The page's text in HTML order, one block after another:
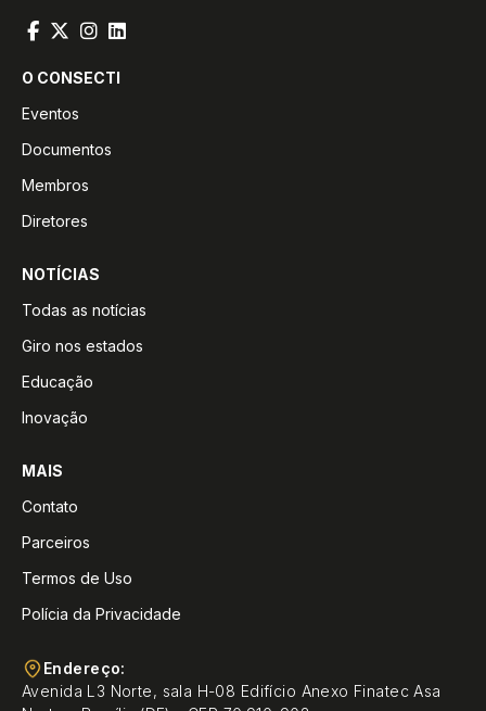
O CONSECTI
Eventos
Documentos
Membros
Diretores
NOTÍCIAS
Todas as notícias
Giro nos estados
Educação
Inovação
MAIS
Contato
Parceiros
Termos de Uso
Polícia da Privacidade
Endereço:
Avenida L3 Norte, sala H-08 Edifício Anexo Finatec Asa